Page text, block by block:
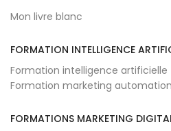
Mon livre blanc
FORMATION INTELLIGENCE
Formation intelligence artificielle
Formation marketing automation
FORMATIONS MARKETING